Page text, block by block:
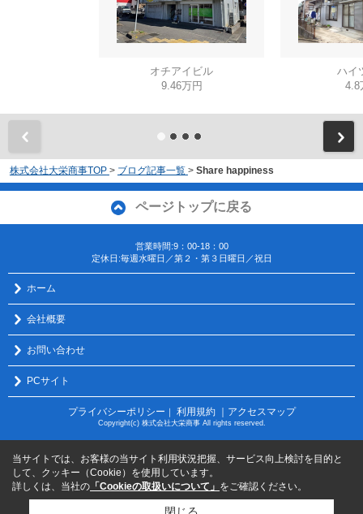
オチアイビル
9.46万円
ハイ
4.8
株式会社大栄商事TOP > ブログ記事一覧 > Share happiness
ページトップに戻る
営業時間:9：00-18：00
定休日:毎週水曜日／第２・第３日曜日／祝日
ホーム
会社概要
お問い合わせ
PCサイト
プライバシーポリシー 利用規約 ｜アクセスマップ
Copyright(c) 株式会社大栄商事 All rights reserved.
当サイトでは、お客様の当サイト利用状況把握、サービス向上検討を目的と
して、クッキー（Cookie）を使用しています。
詳しくは、当社の 「Cookieの取扱いについて」 をご確認ください。